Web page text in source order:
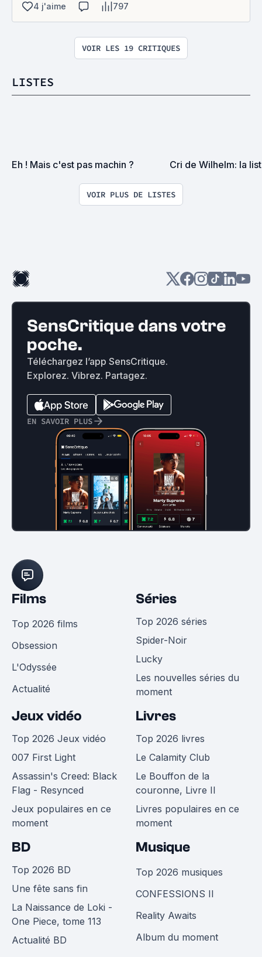
4 j'aime
797
VOIR LES 19 CRITIQUES
LISTES
Eh ! Mais c'est pas machin ? Cri de Wilhelm: la
VOIR PLUS DE LISTES
SensCritique dans votre
poche.
Téléchargez l’app SensCritique.
Explorez. Vibrez. Partagez.
EN SAVOIR PLUS
Films
Top 2026 films
Obsession
L'Odyssée
Actualité
Séries
Top 2026 séries
Spider-Noir
Lucky
Les nouvelles séries du
moment
Jeux vidéo
Top 2026 Jeux vidéo
007 First Light
Assassin's Creed: Black
Flag - Resynced
Jeux populaires en ce
moment
Livres
Top 2026 livres
Le Calamity Club
Le Bouffon de la
couronne, Livre II
Livres populaires en ce
moment
BD
Top 2026 BD
Une fête sans fin
La Naissance de Loki -
One Piece, tome 113
Actualité BD
Musique
Top 2026 musiques
CONFESSIONS II
Reality Awaits
Album du moment